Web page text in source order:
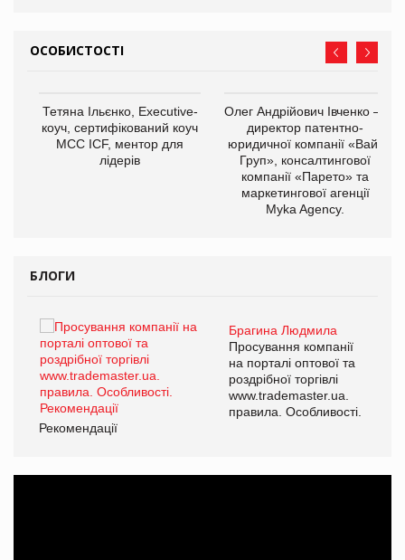
ОСОБИСТОСТІ
Тетяна Ільєнко, Executive-
коуч, сертифікований коуч
МСС ICF, ментор для
лідерів
Олег Андрійович Івченко —
директор патентно-
юридичної компанії «Вайз
Груп», консалтингової
компанії «Парето» та
маркетингової агенції
Myka Agency.
БЛОГИ
Брагина Людмила
Просування компанії
на порталі оптової та
роздрібної торгівлі
www.trademaster.ua.
правила. Особливості.
Рекомендації